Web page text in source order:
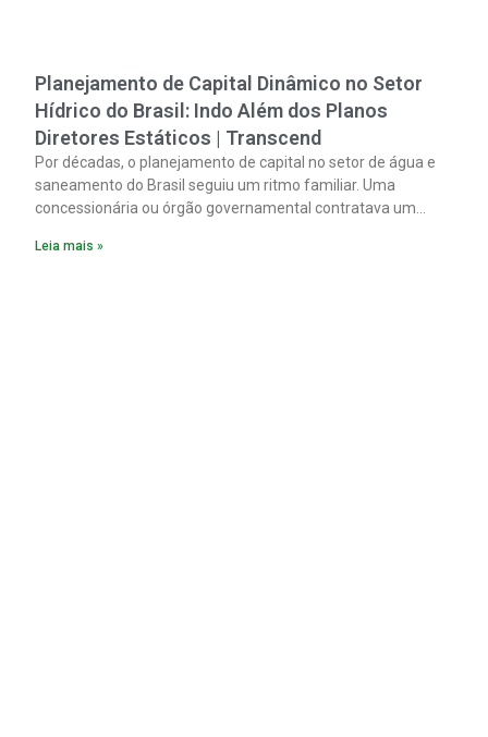
Planejamento de Capital Dinâmico no Setor
Hídrico do Brasil: Indo Além dos Planos
Diretores Estáticos | Transcend
Por décadas, o planejamento de capital no setor de água e
saneamento do Brasil seguiu um ritmo familiar. Uma
concessionária ou órgão governamental contratava um
Leia mais »